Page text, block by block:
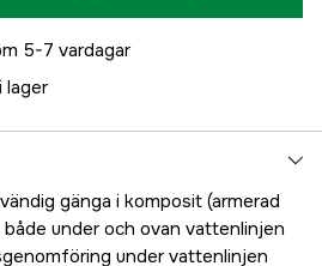
5-7 vardagar
lager
gänga i komposit (armerad
under och ovan vattenlinjen
under vattenlinjen